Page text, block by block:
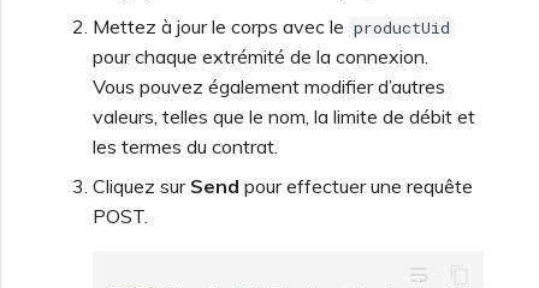
Mettez à jour le corps avec le productUid
pour chaque extrémité de la connexion.
Vous pouvez également modifier d’autres
valeurs, telles que le nom, la limite de débit et
les termes du contrat.
Cliquez sur Send pour effectuer une requête
POST.
wrap_text